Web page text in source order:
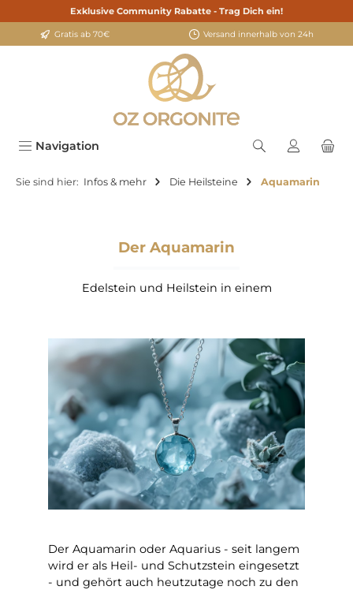
springenExklusive Community Rabatte - Trag Dich ein!
Gratis ab 70€ Versand innerhalb von 24h
Navigation
Sie sind hier: Infos & mehr Die Heilsteine Aquamarin
Der Aquamarin
Edelstein und Heilstein in einem
Der Aquamarin oder Aquarius - seit langem
wird er als Heil- und Schutzstein eingesetzt
- und gehört auch heutzutage noch zu den